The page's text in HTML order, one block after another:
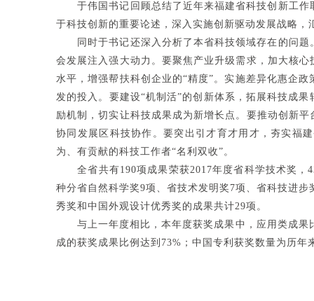
于伟国书记回顾总结了近年来福建省科技创新工作
于科技创新的重要论述，深入实施创新驱动发展战略
同时于书记还深入分析了本省科技领域存在的问题
会发展注入强大动力。要聚焦产业升级需求，加大核
水平，增强帮扶科创企业的“精度”。实施差异化惠企
发的投入。要建设“机制活”的创新体系，拓展科技成
励机制，切实让科技成果成为新增长点。要推动创新
协同发展区科技协作。要突出引才育才用才，夯实福
为、有贡献的科技工作者“名利双收”。
全省共有190项成果荣获2017年度省科学技术奖，
种分省自然科学奖9项、省技术发明奖7项、省科技进
秀奖和中国外观设计优秀奖的成果共计29项。
与上一年度相比，本年度获奖成果中，应用类成果
成的获奖成果比例达到73%；中国专利获奖数量为历年